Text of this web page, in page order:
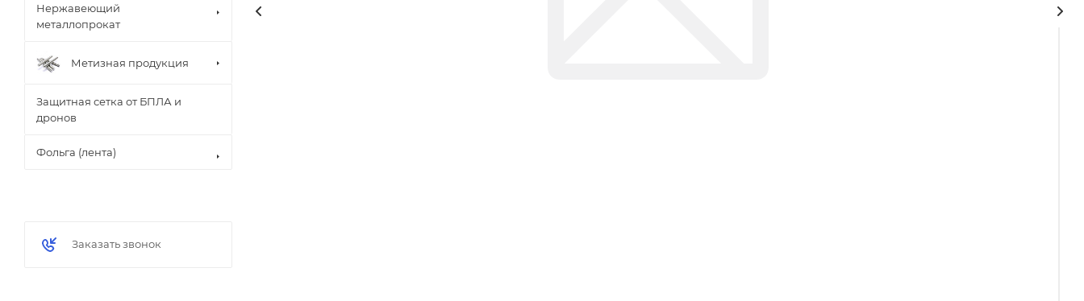
Нержавеющий
металлопрокат
Метизная продукция
Защитная сетка от БПЛА и
дронов
Фольга (лента)
Заказать звонок